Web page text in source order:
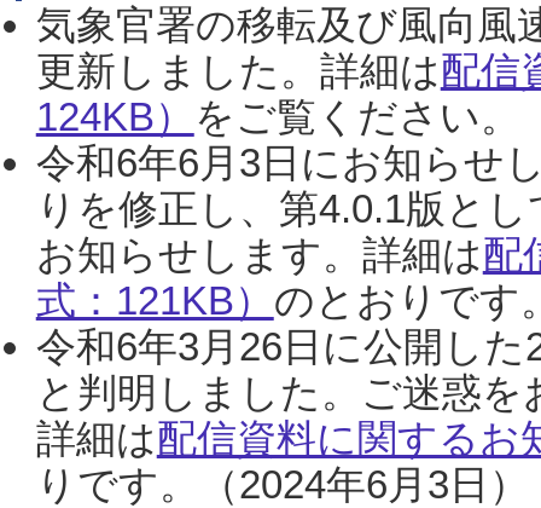
気象官署の移転及び風向風
更新しました。詳細は配信
124KB） をご覧ください。
令和6年6月3日にお知らせ
りを修正し、第4.0.1版と
お知らせします。詳細は配
式：121KB） のとおりです
令和6年3月26日に公開し
と判明しました。ご迷惑
詳細は配信資料に関するお
りです。（2024年6月3日）